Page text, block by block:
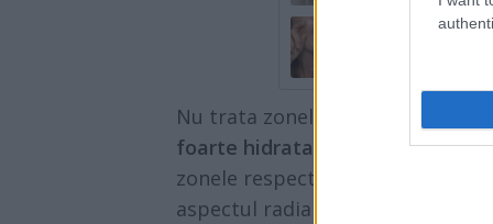
Ceramide:
Nu trata zonele foarte uscate
foarte hidratante
pe toata
zonele respective care va re-
aspectul radiant. Apeleaza si la